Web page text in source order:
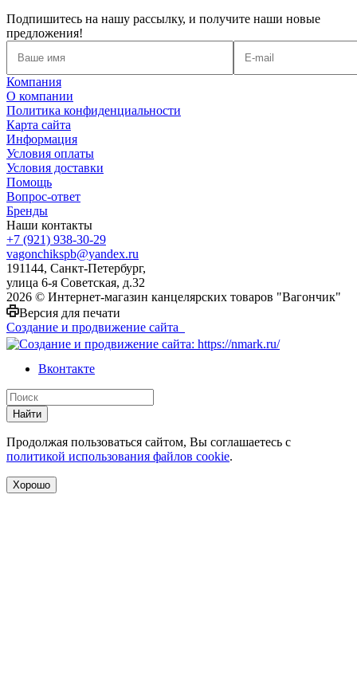
Подпишитесь на нашу рассылку, и получите наши новые
предложения!
Компания
О компании
Политика конфиденциальности
Карта сайта
Информация
Условия оплаты
Условия доставки
Помощь
Вопрос-ответ
Бренды
Наши контакты
+7 (921) 938-30-29
vagonchikspb@yandex.ru
191144, Санкт-Петербург,
улица 6-я Советская, д.32
2026 © Интернет-магазин канцелярских товаров "Вагончик"
Версия для печати
Создание и продвижение сайта
Вконтакте
Найти
Продолжая пользоваться сайтом, Вы соглашаетесь с
политикой использования файлов cookie.
Хорошо